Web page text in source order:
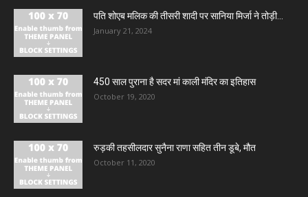
पति शोएब मलिक की तीसरी शादी पर सानिया मिर्जा ने तोड़ी...
January 21, 2024
450 साल पुराना है सदर मां काली मंदिर का इतिहास
October 19, 2020
रुड़की तहसीलदार सुनैना राणा सहित तीन डूबे, मौत
October 11, 2020